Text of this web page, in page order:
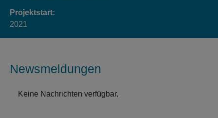
Projektstart:
2021
Newsmeldungen
Keine Nachrichten verfügbar.